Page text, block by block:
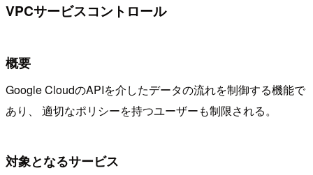
VPCサービスコントロール
概要
Google CloudのAPIを介したデータの流れを制御する機能で
あり、 適切なポリシーを持つユーザーも制限される。
対象となるサービス